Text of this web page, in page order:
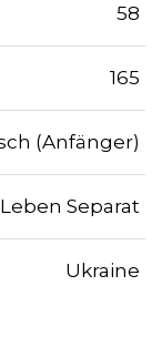
58
165
(Anfänger)
Leben Separat
Ukraine